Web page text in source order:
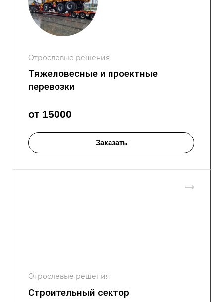
Отрослевые решения
Тяжеловесные и проектные
перевозки
от 15000
Заказать
Отрослевые решения
Строительный сектор